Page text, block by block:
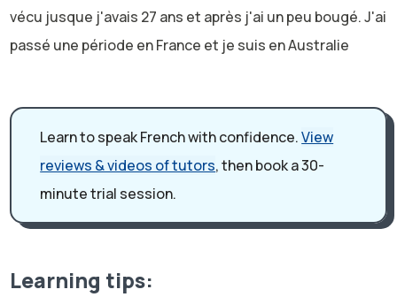
vécu jusque j'avais 27 ans et après j'ai un peu bougé. J'ai
passé une période en France et je suis en Australie
Depuis douze ans. Et je sais aussi que tu as étudié aussi
au Canada. Donc tu as beaucoup voyagé et tu as habité
dans de nombreux pays: Brésil, Canada, France,
Australie.
André:
Et donc aujourd'hui nous faisons cette interview parce
Learn to speak French with confidence.View
reviews & videos of tutors, then book a 30-
minute trial session.
Learning tips: